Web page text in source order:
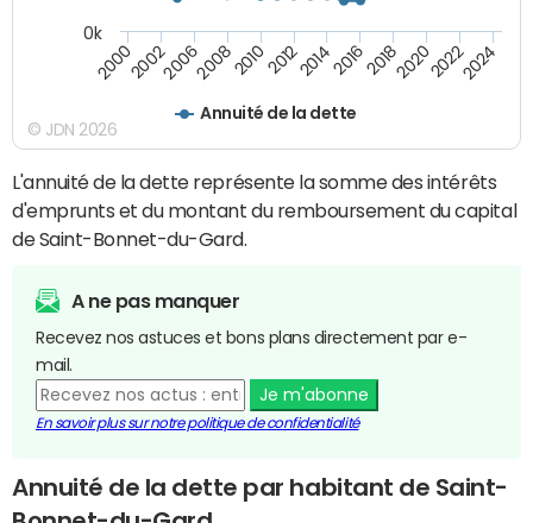
Annuité de la dette
200020022006200820102012201420162018202020222024
0k
© JDN 2026
L'annuité de la dette représente la somme des intérêts
d'emprunts et du montant du remboursement du capital
de Saint-Bonnet-du-Gard.
A ne pas manquer
Recevez nos astuces et bons plans directement par e-
mail.
Je m'abonne
En savoir plus sur notre politique de confidentialité
Annuité de la dette par habitant de Saint-